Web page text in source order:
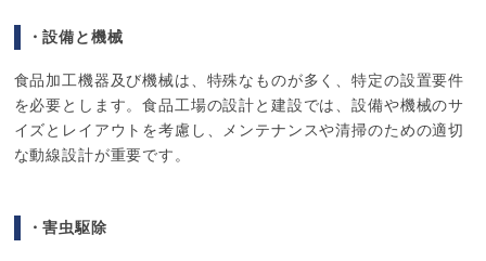
・設備と機械
食品加工機器及び機械は、特殊なものが多く、特定の設置要件
を必要とします。食品工場の設計と建設では、設備や機械のサ
イズとレイアウトを考慮し、メンテナンスや清掃のための適切
な動線設計が重要です。
・害虫駆除